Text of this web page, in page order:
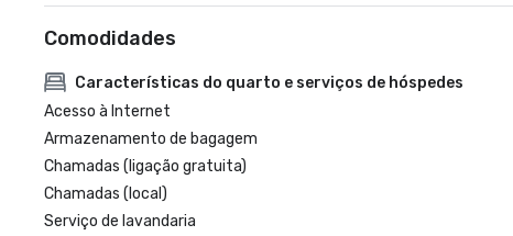
Comodidades
Características do quarto e serviços de hóspedes
Acesso à Internet
Armazenamento de bagagem
Chamadas (ligação gratuita)
Chamadas (local)
Serviço de lavandaria